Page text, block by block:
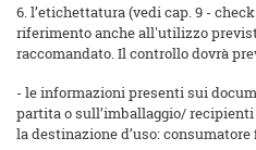
6. l’etichettatura (vedi cap. 9 -
riferimento anche all'utilizzo
raccomandato. Il controllo dovrà
- le informazioni presenti sui
partita o sull’imballaggio/
la destinazione d’uso: consumatore